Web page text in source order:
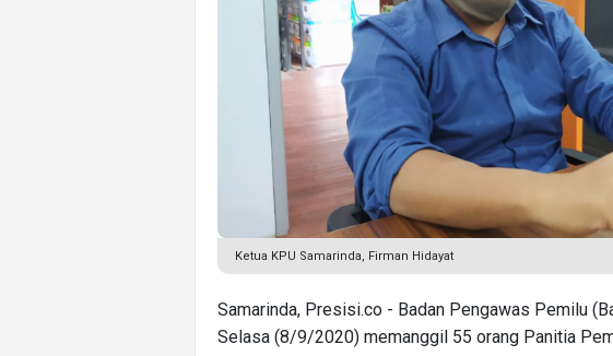
Ketua KPU Samarinda, Firman Hidayat
Samarinda, Presisi.co - Badan Pengawas Pemilu
Selasa (8/9/2020) memanggil 55 orang Panitia